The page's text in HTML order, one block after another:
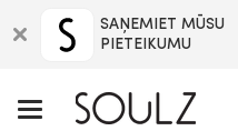
SAŅEMIET MŪSU
PIETEIKUMU